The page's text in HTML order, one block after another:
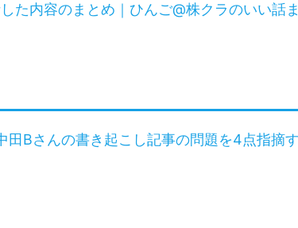
た内容のまとめ｜ひんご@株クラのいい話
Bさんの書き起こし記事の問題を4点指摘